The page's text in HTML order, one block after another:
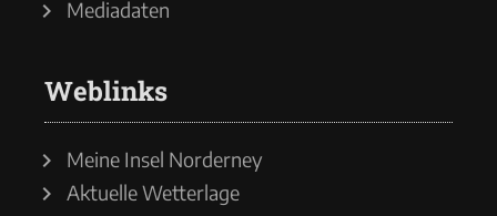
Mediadaten
Weblinks
Meine Insel Norderney
Aktuelle Wetterlage